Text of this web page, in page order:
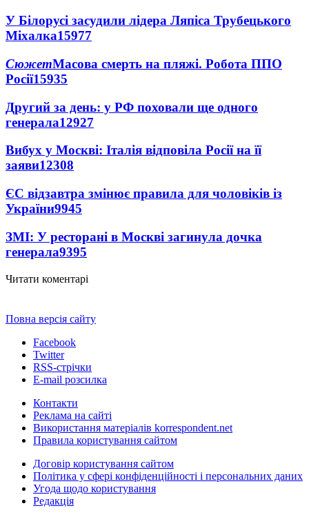
У Білорусі засудили лідера Ляпіса Трубецького
Міхалка15977
СюжетМасова смерть на пляжі. Робота ППО
Росії15935
Другий за день: у РФ поховали ще одного
генерала12927
Вибух у Москві: Італія відповіла Росії на її
заяви12308
ЄС відзавтра змінює правила для чоловіків із
України9945
ЗМІ: У ресторані в Москві загинула дочка
генерала9395
Читати коментарі
Повна версія сайту
Facebook
Twitter
RSS-стрічки
E-mail розсилка
Контакти
Реклама на сайті
Використання матеріалів korrespondent.net
Правила користування сайтом
Договір користування сайтом
Політика у сфері конфіденційності і персональних даних
Угода щодо користування
Редакція